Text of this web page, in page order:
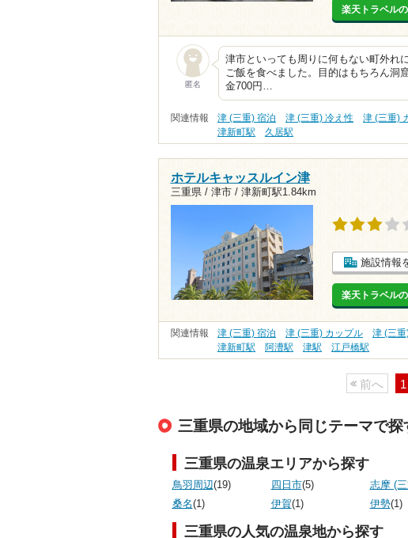
楽天トラベル
匿名
津市といっても周りに何もない町外れ
ご飯を食べました。目的はもちろん洞
金700円…
関連情報 津 (三重) 宿泊 津 (三重) 冷え性 津 (三重)
津新町駅
久居駅
ホテルキャッスルイン津
三重県 / 津市 / 津新町駅1.84km
施設情報
楽天トラベル
関連情報 津 (三重) 宿泊 津 (三重) カップル 津 (三
津新町駅
阿漕駅 津駅 江戸橋駅
前へ 1
三重県の地域から同じテーマで探
三重県の温泉エリアから探す
鳥羽周辺(19) 四日市(5) 志摩 (
桑名(1) 伊賀(1) 伊勢(1)
三重県の人気の温泉地から探す